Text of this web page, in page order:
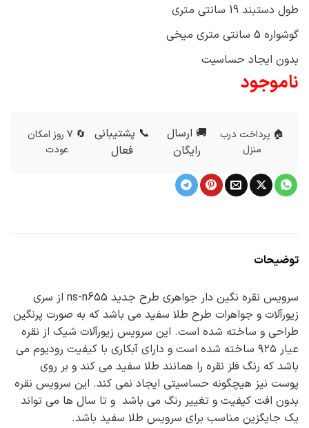
طول دستبند 19 سانتی متری
گوشواره 5 سانتی متری میخی
بدون ایجاد حساسیت
ناموجود
🏠 پرداخت درب
منزل
🚚 ارسال
رایگان
📞 پشتیبانی
فعال
🔄 7 روز امکان
عودت
توضیحات
سرویس نقره نگین دار جواهری طرح جدید ns-n655 از سری
زیورآلات و جواهرات طرح طلا سفید می باشد که به صورت پرنگین
طراحی و ساخته شده است. این سرویس زیورآلات شیک از نقره
عیار ۹۲۵ ساخته شده است و دارای آبکاری با کیفیت رودیوم می
باشد که رنگ فلز نقره را همانند طلا سفید می کند و بر روی
پوست نیز هیچگونه حساسیتی ایجاد نمی کند. این سرویس نقره
بدون افت کیفیت و تغییر رنگ می باشد و تا سال ها می تواند
یک جایگزین مناسب برای سرویس طلا سفید باشد.